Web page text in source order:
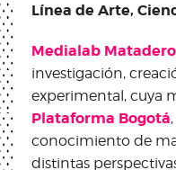
Línea de Arte,
Medialab Matadero
investigación,
experimental, cuya
Plataforma Bogotá
conocimiento de
distintas